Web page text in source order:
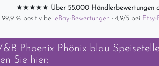
★★★★★ Über 55.000 Händlerbewertungen
99,9 % positiv bei eBay-Bewertungen · 4,9/5 bei Etsy-
Phoenix Phönix blau
Sie hier: